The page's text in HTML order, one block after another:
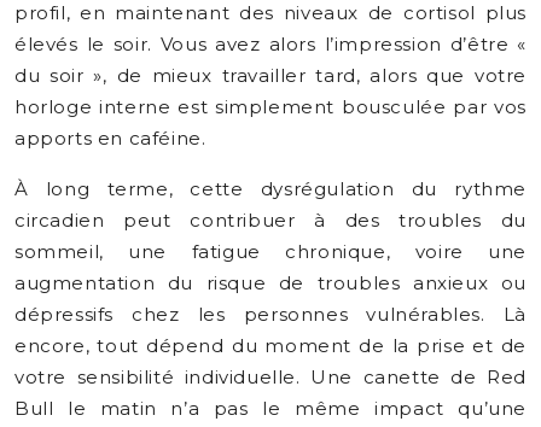
profil, en maintenant des niveaux de cortisol plus
élevés le soir. Vous avez alors l’impression d’être «
du soir », de mieux travailler tard, alors que votre
horloge interne est simplement bousculée par vos
apports en caféine.
À long terme, cette dysrégulation du rythme
circadien peut contribuer à des troubles du
sommeil, une fatigue chronique, voire une
augmentation du risque de troubles anxieux ou
dépressifs chez les personnes vulnérables. Là
encore, tout dépend du moment de la prise et de
votre sensibilité individuelle. Une canette de Red
Bull le matin n’a pas le même impact qu’une